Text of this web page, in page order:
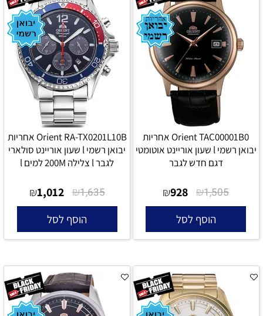
Orient TAC00001B0 אחריות
יבואן רשמי l שעון אוריינט אוטומטי
דגם חדש לגבר
₪1,505
₪928
הוסף לסל
Orient RA-TX0201L10B אחריות
יבואן רשמי l שעון אוריינט סולארי
לגבר l צלילה 200M למים l
₪1,635
₪1,012
הוסף לסל